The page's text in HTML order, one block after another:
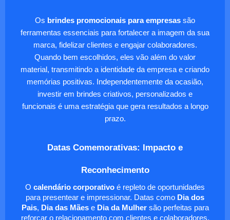
Os brindes promocionais para empresas são
ferramentas essenciais para fortalecer a imagem da sua
marca, fidelizar clientes e engajar colaboradores.
Quando bem escolhidos, eles vão além do valor
material, transmitindo a identidade da empresa e criando
memórias positivas. Independentemente da ocasião,
investir em brindes criativos, personalizados e
funcionais é uma estratégia que gera resultados a longo
prazo.
Datas Comemorativas: Impacto e
Reconhecimento
O calendário corporativo é repleto de oportunidades
para presentear e impressionar. Datas como Dia dos
Pais, Dia das Mãese Dia da Mulhersão perfeitas para
reforçar o relacionamento com clientes e colaboradores.